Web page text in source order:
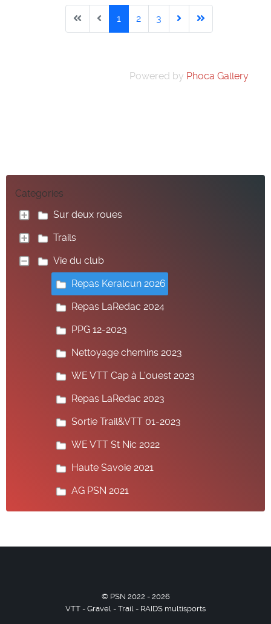
1 2 3
Powered by Phoca Gallery
Categories
Sur deux roues
Trails
Vie du club
Repas Keralcun 2026
Repas LaRedac 2024
PPG 12-2023
Nettoyage chemins 2023
WE VTT Cap à L'ouest 2023
Repas LaRedac 2023
Sortie Trail&VTT 01-2023
WE VTT St Nic 2022
Haute Savoie 2021
AG PSN 2021
© PSN 2022 - 2026
VTT - Gravel - Trail - RAIDS multisports